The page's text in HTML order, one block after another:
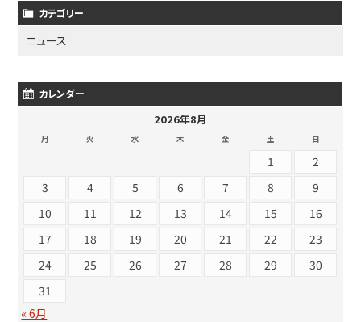
カテゴリー
ニュース
カレンダー
2026年8月
月 火 水 木 金 土 日
1
2
3
4 5 6 7 8
9
10
11 12 13 14 15
16
17
18 19 20 21 22
23
24
25 26 27 28 29
30
31
« 6月